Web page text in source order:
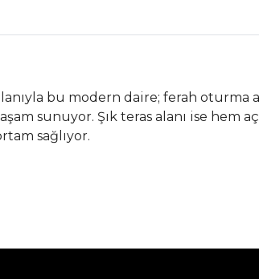
bu modern daire; ferah oturma
sunuyor. Şık teras alanı ise hem
sağlıyor.